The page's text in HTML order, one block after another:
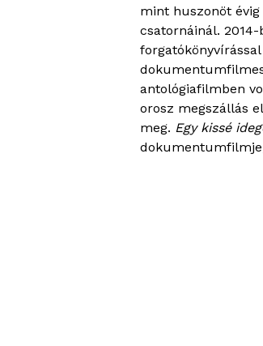
mint huszonöt
csatornáinál.
antológiafilmben
orosz megszállás
meg. Egy kissé